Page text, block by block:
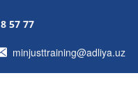
57 77
minjusttraining@adliya.uz